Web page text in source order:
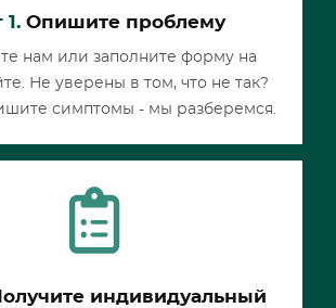
1.Опишите проблему
нам или заполните форму на
Не уверены в том, что не так?
симптомы - мы разберемся.
индивидуальный